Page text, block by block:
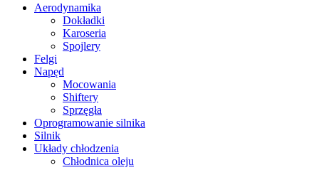
Aerodynamika
Dokładki
Karoseria
Spojlery
Felgi
Napęd
Mocowania
Shiftery
Sprzęgła
Oprogramowanie silnika
Silnik
Układy chłodzenia
Chłodnica oleju